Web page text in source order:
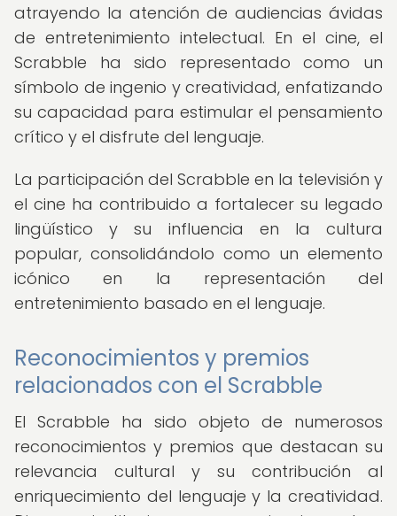
atrayendo la atención de audiencias ávidas
de entretenimiento intelectual. En el cine, el
Scrabble ha sido representado como un
símbolo de ingenio y creatividad, enfatizando
su capacidad para estimular el pensamiento
crítico y el disfrute del lenguaje.
La participación del Scrabble en la televisión y
el cine ha contribuido a fortalecer su legado
lingüístico y su influencia en la cultura
popular, consolidándolo como un elemento
icónico en la representación del
entretenimiento basado en el lenguaje.
Reconocimientos y premios
relacionados con el Scrabble
El Scrabble ha sido objeto de numerosos
reconocimientos y premios que destacan su
relevancia cultural y su contribución al
enriquecimiento del lenguaje y la creatividad.